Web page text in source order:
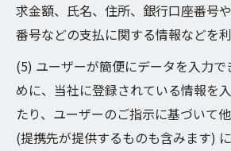
求金額、氏名、住所、銀行口座番号
番号などの支払に関する情報などを
(5) ユーザーが簡便にデータを入力
めに、当社に登録されている情報を
たり、ユーザーのご指示に基づいて
(提携先が提供するものも含みます)